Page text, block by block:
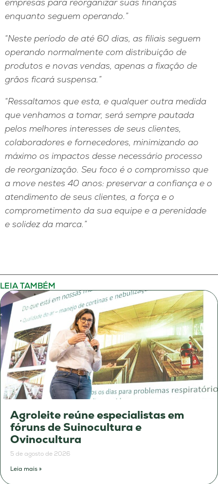
empresas para reorganizar suas finanças
enquanto seguem operando.”
“Neste período de até 60 dias, as filiais seguem
operando normalmente com distribuição de
produtos e novas vendas, apenas a fixação de
grãos ficará suspensa.”
“Ressaltamos que esta, e qualquer outra medida
que venhamos a tomar, será sempre pautada
pelos melhores interesses de seus clientes,
colaboradores e fornecedores, minimizando ao
máximo os impactos desse necessário processo
de reorganização. Seu foco é o compromisso que
a move nestes 40 anos: preservar a confiança e o
atendimento de seus clientes, a força e o
comprometimento da sua equipe e a perenidade
e solidez da marca.”
LEIA TAMBÉM
Agroleite reúne especialistas em
fóruns de Suinocultura e
Ovinocultura
5 de agosto de 2026
Leia mais »